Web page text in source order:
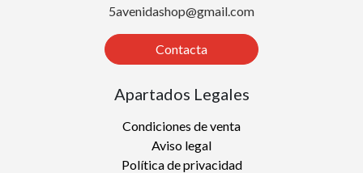
5avenidashop@gmail.com
Contacta
Apartados Legales
Condiciones de venta
Aviso legal
Política de privacidad